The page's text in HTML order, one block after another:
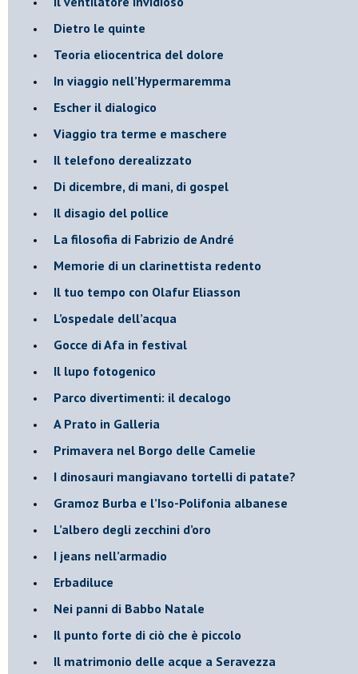
​Dietro le quinte
​Teoria eliocentrica del dolore
In viaggio nell’Hypermaremma
​Escher il dialogico
​Viaggio tra terme e maschere
Il telefono derealizzato
​Di dicembre, di mani, di gospel
​Il disagio del pollice
​La filosofia di Fabrizio de André
Memorie di un clarinettista redento
​Il tuo tempo con Olafur Eliasson
​L’ospedale dell’acqua
​Gocce di Afa in festival
​Il lupo fotogenico
​Parco divertimenti: il decalogo
​A Prato in Galleria
​Primavera nel Borgo delle Camelie
I dinosauri mangiavano tortelli di patate?
​Gramoz Burba e l’Iso-Polifonia albanese
L’albero degli zecchini d’oro
​I jeans nell’armadio
Erbadiluce
Nei panni di Babbo Natale
​Il punto forte di ciò che è piccolo
​Il matrimonio delle acque a Seravezza